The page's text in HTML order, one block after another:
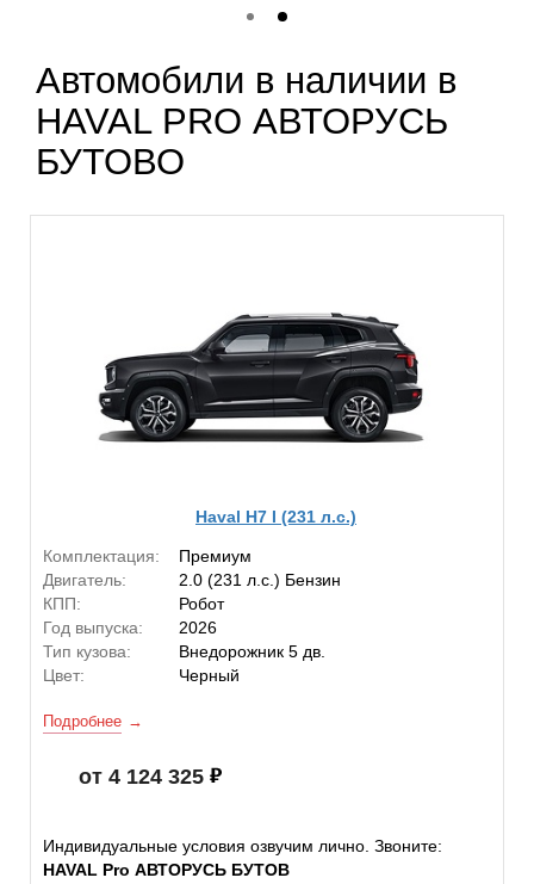
Автомобили в наличии в
HAVAL PRO АВТОРУСЬ
БУТОВО
Haval H7 I (231 л.с.)
Комплектация:
Премиум
Двигатель:
2.0 (231 л.с.) Бензин
КПП:
Робот
Год выпуска:
2026
Тип кузова:
Внедорожник 5 дв.
Цвет:
Черный
Подробнее
от 4 124 325
Индивидуальные условия озвучим лично. Звоните:
HAVAL Pro АВТОРУСЬ БУТОВ